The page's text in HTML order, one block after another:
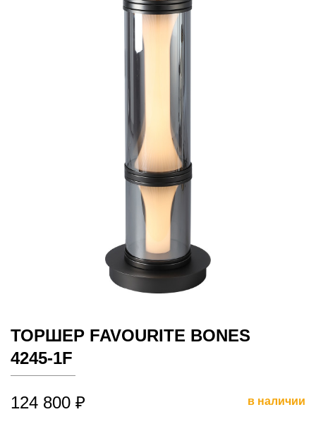
ТОРШЕР FAVOURITE BONES
4245-1F
124 800 ₽ в наличии